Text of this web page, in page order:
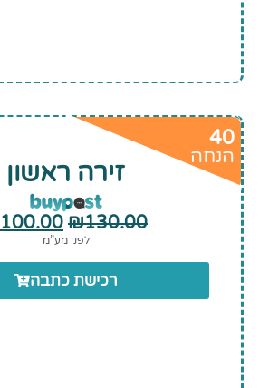
40
הנחה
זירה ראשון
₪130.00
100.00
לפני מע”מ
רכישת כתבה